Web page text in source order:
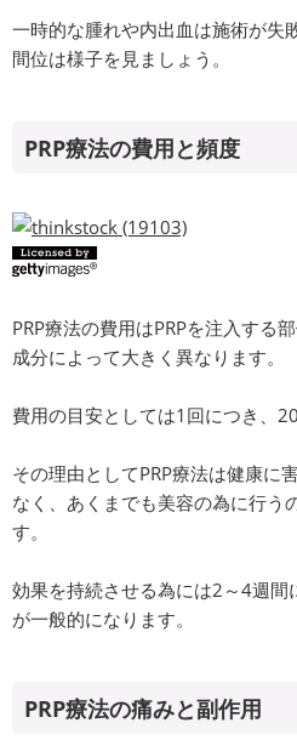
一時的な腫れや内出血は施術が失
間位は様子を見ましょう。
PRP療法の費用と頻度
PRP療法の費用はPRPを注入する
成分によって大きく異なります。
費用の目安としては1回につき、
その理由としてPRP療法は健康に
なく、あくまでも美容の為に行う
す。
効果を持続させる為には2～4週
が一般的になります。
PRP療法の痛みと副作用